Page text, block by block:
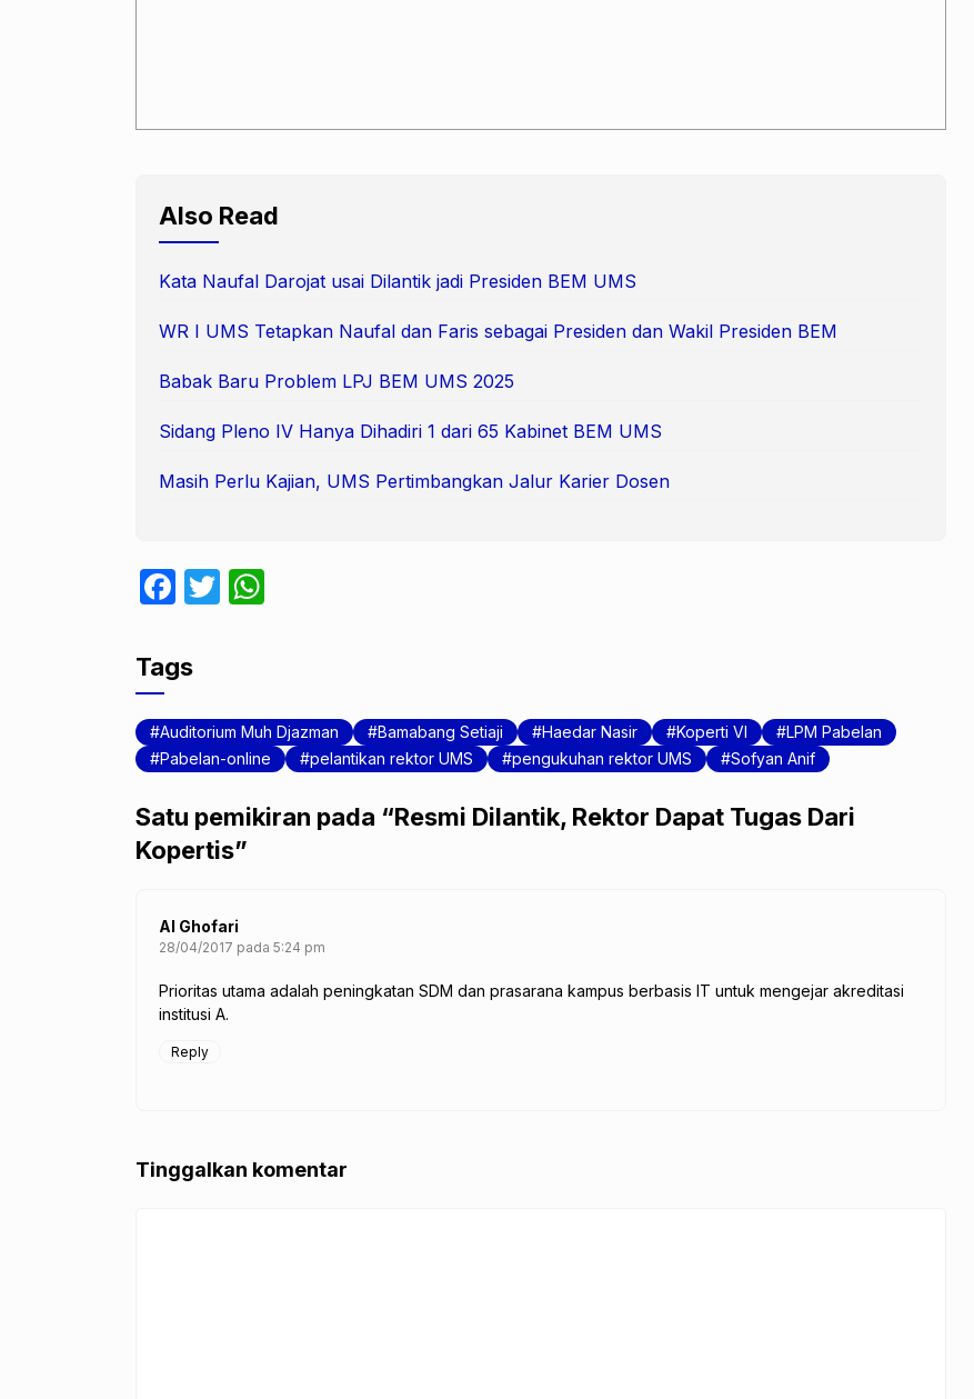
Also Read
Kata Naufal Darojat usai Dilantik jadi Presiden BEM UMS
WR I UMS Tetapkan Naufal dan Faris sebagai Presiden dan Wakil Presiden BEM
Babak Baru Problem LPJ BEM UMS 2025
Sidang Pleno IV Hanya Dihadiri 1 dari 65 Kabinet BEM UMS
Masih Perlu Kajian, UMS Pertimbangkan Jalur Karier Dosen
F
c
e
b
o
k
T
A
p
p
Tags
Auditorium Muh Djazman Bamabang Setiaji Haedar Nasir Koperti VI
LPM Pabelan
Pabelan-online
pelantikan rektor UMS pengukuhan rektor UMS Sofyan Anif
Satu pemikiran pada “Resmi Dilantik, Rektor Dapat Tugas Dari
Kopertis”
Al Ghofari
28/04/2017 pada 5:24 pm
Prioritas utama adalah peningkatan SDM dan prasarana kampus berbasis IT untuk mengejar akreditasi
institusi A.
Reply
Tinggalkan komentar